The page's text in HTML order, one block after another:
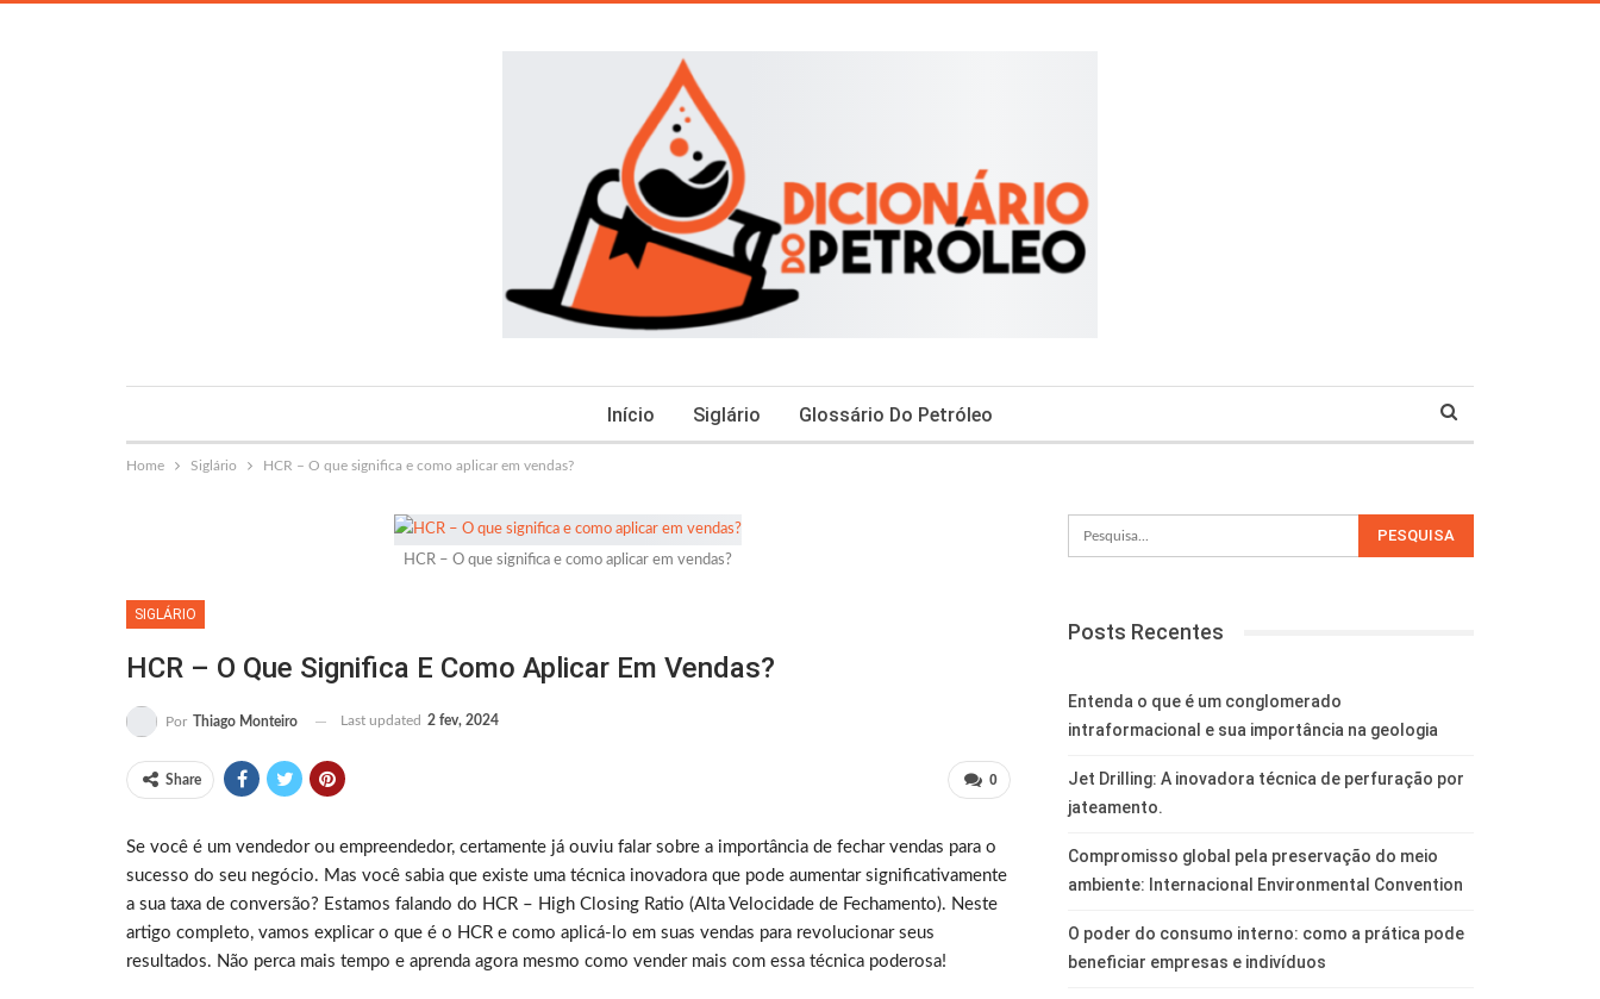
Início Siglário Glossário Do Petróleo
Home Siglário HCR – O que significa e como aplicar em vendas?
HCR – O que significa e como aplicar em vendas?
SIGLÁRIO
HCR – O Que Significa E Como Aplicar Em Vendas?
Por Thiago Monteiro Last updated 2 fev, 2024
0
Share
Se você é um vendedor ou empreendedor, certamente já ouviu falar sobre a importância de fechar vendas para o
sucesso do seu negócio. Mas você sabia que existe uma técnica inovadora que pode aumentar significativamente
a sua taxa de conversão? Estamos falando do HCR – High Closing Ratio (Alta Velocidade de Fechamento). Neste
artigo completo, vamos explicar o que é o HCR e como aplicá-lo em suas vendas para revolucionar seus
resultados. Não perca mais tempo e aprenda agora mesmo como vender mais com essa técnica poderosa!
Posts Recentes
Entenda o que é um conglomerado
intraformacional e sua importância na geologia
Jet Drilling: A inovadora técnica de perfuração por
jateamento.
Compromisso global pela preservação do meio
ambiente: Internacional Environmental Convention
O poder do consumo interno: como a prática pode
beneficiar empresas e indivíduos